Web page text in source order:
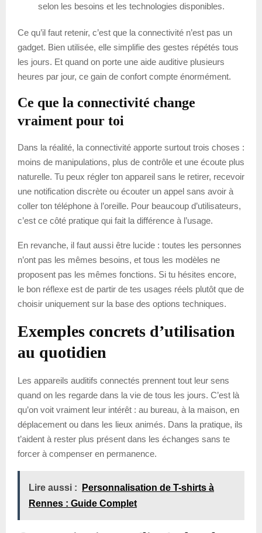
selon les besoins et les technologies disponibles.
Ce qu’il faut retenir, c’est que la connectivité n’est pas un
gadget. Bien utilisée, elle simplifie des gestes répétés tous
les jours. Et quand on porte une aide auditive plusieurs
heures par jour, ce gain de confort compte énormément.
Ce que la connectivité change
vraiment pour toi
Dans la réalité, la connectivité apporte surtout trois choses :
moins de manipulations, plus de contrôle et une écoute plus
naturelle. Tu peux régler ton appareil sans le retirer, recevoir
une notification discrète ou écouter un appel sans avoir à
coller ton téléphone à l’oreille. Pour beaucoup d’utilisateurs,
c’est ce côté pratique qui fait la différence à l’usage.
En revanche, il faut aussi être lucide : toutes les personnes
n’ont pas les mêmes besoins, et tous les modèles ne
proposent pas les mêmes fonctions. Si tu hésites encore,
le bon réflexe est de partir de tes usages réels plutôt que de
choisir uniquement sur la base des options techniques.
Exemples concrets d’utilisation
au quotidien
Les appareils auditifs connectés prennent tout leur sens
quand on les regarde dans la vie de tous les jours. C’est là
qu’on voit vraiment leur intérêt : au bureau, à la maison, en
déplacement ou dans les lieux animés. Dans la pratique, ils
t’aident à rester plus présent dans les échanges sans te
forcer à compenser en permanence.
Lire aussi :
Personnalisation de T-shirts à
Rennes : Guide Complet